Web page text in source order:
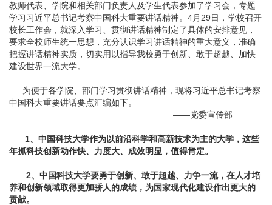
教师代表、学院和相关部门负责人及学生代表参加了学习会，专题
学习习近平总书记考察中国科大重要讲话精神。4月29日，学校召开
校长工作会，就深入学习、贯彻讲话精神制定了具体的安排意见，
要求全校师生统一思想，充分认识学习讲话精神的重大意义，准确
把握讲话精神实质，切实用以指导我校勇于创新、敢于超越、加快
建设世界一流大学。
为便于各学院、部门学习贯彻讲话精神，现将习近平总书记考察
中国科大重要讲话要点汇编如下。
——党委宣传部
1、中国科技大学作为以前沿科学和高新技术为主的大学，这些
年抓科技创新动作快、力度大、成效明显，值得肯定。
2、中国科技大学要勇于创新、敢于超越、力争一流，在人才培
养和创新领域取得更加骄人的成绩，为国家现代化建设作出更大的
贡献。